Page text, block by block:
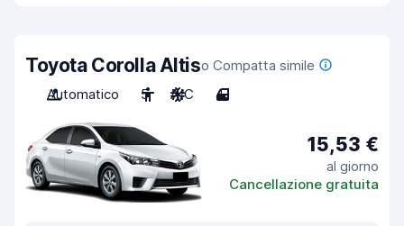
Toyota Corolla Altiso Compatta simile
Automatico
5 A/C 4
15,53 €
al giorno
Cancellazione gratuita